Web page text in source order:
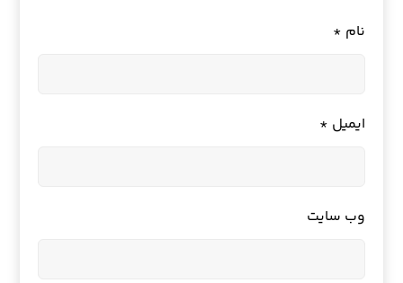
نام *
ایمیل *
وب‌ سایت